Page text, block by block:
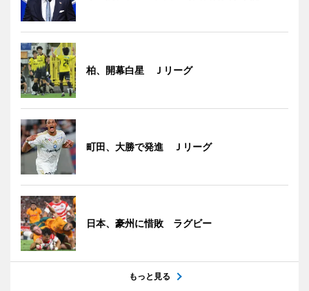
柏、開幕白星 Ｊリーグ
町田、大勝で発進 Ｊリーグ
日本、豪州に惜敗 ラグビー
もっと見る